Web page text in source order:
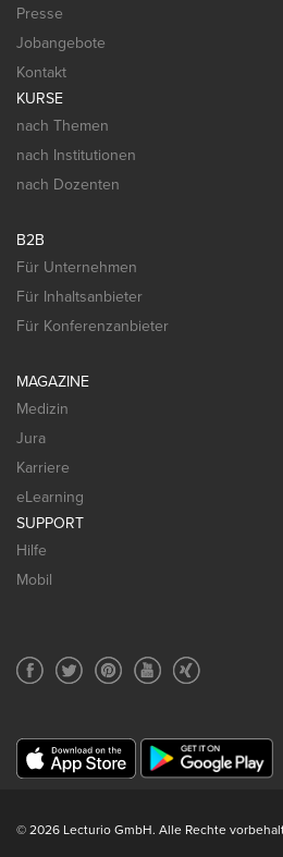
Presse
Jobangebote
Kontakt
KURSE
nach Themen
nach Institutionen
nach Dozenten
B2B
Für Unternehmen
Für Inhaltsanbieter
Für Konferenzanbieter
MAGAZINE
Medizin
Jura
Karriere
eLearning
SUPPORT
Hilfe
Mobil
© 2026 Lecturio GmbH. Alle Rechte